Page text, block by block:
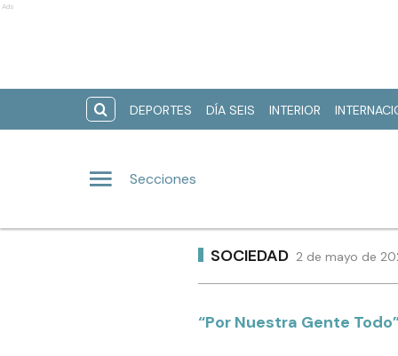
Ads
DEPORTES DÍA SEIS INTERIOR
Secciones
SOCIEDAD 2 de mayo de
“Por Nuestra Gente